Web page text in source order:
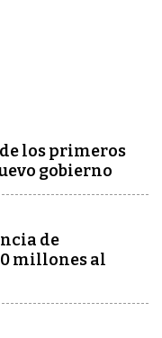
los primeros
gobierno
de
millones al